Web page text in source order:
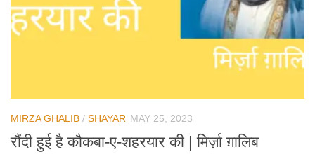
MIRZA GHALIB / SHAYAR MAY 25, 2023
रौंदी हुई है कौकबा-ए-शहरयार की | मिर्ज़ा ग़ालिब